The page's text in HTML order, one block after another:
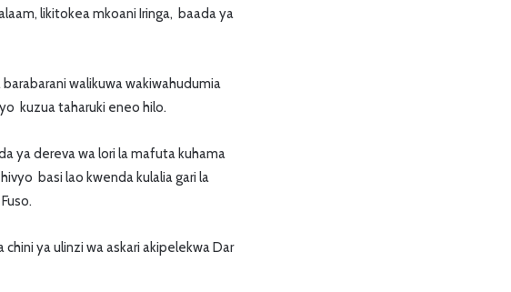
likitokea mkoani Iringa, baada ya
walikuwa wakiwahudumia
kuzua taharuki eneo hilo.
ya dereva wa lori la mafuta kuhama
basi lao kwenda kulalia gari la
ya ulinzi wa askari akipelekwa Dar